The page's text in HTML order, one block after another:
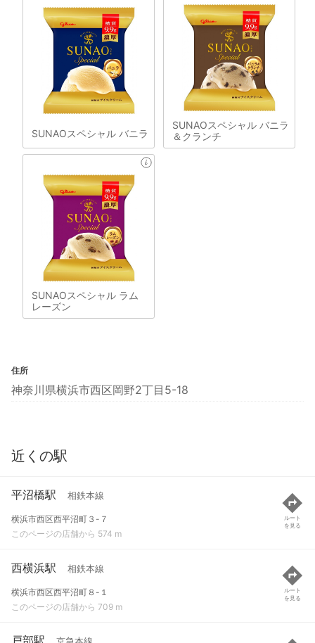
SUNAOスペシャル バニラ
SUNAOスペシャル バニラ
＆クランチ
SUNAOスペシャル ラム
レーズン
住所
神奈川県横浜市西区岡野2丁目5-18
近くの駅
平沼橋駅 相鉄本線
横浜市西区西平沼町３-７
このページの店舗から 574 m
ルート
を見る
西横浜駅 相鉄本線
横浜市西区西平沼町８-１
このページの店舗から 709 m
ルート
を見る
戸部駅